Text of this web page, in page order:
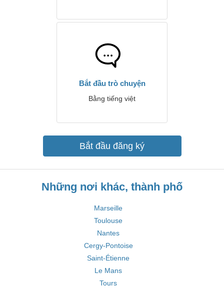
Bắt đầu trò chuyện
Bằng tiếng việt
Bắt đầu đăng ký
Những nơi khác, thành phố
Marseille
Toulouse
Nantes
Cergy-Pontoise
Saint-Étienne
Le Mans
Tours